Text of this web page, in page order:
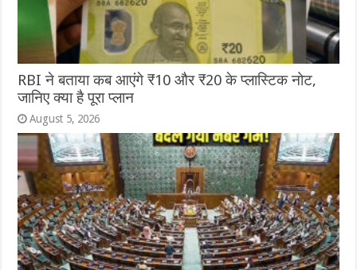
RBI ने बताया कब आएंगे ₹10 और ₹20 के प्लास्टिक नोट,
जानिए क्या है पूरा प्लान
August 5, 2026